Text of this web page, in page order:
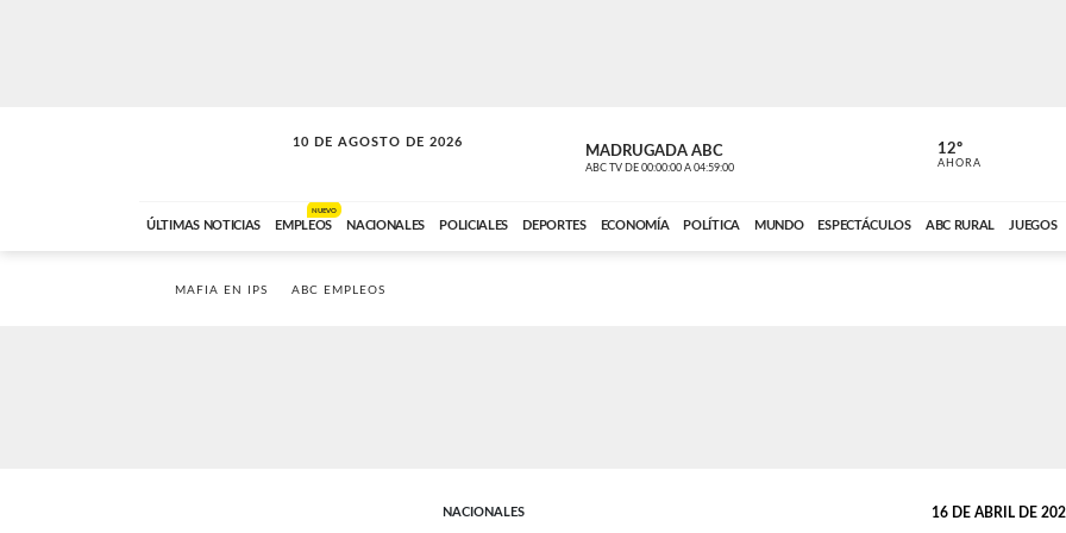
10 DE AGOSTO DE 2026
SOLO MÚSICA MADRUGADA ABC
ABC TV DE 00:00:00 A 04:59:00 ABC CARDINAL
12º
AHORA
ÚLTIMAS NOTICIAS EMPLEOS
NUEVO
NACIONALES POLICIALES DEPORTES ECONOMÍA POLÍTICA MUNDO ESPECTÁCULOS ABC RURAL JUEGOS
MAFIA EN IPS ABC EMPLEOS
NACIONALES 16 DE ABRIL DE